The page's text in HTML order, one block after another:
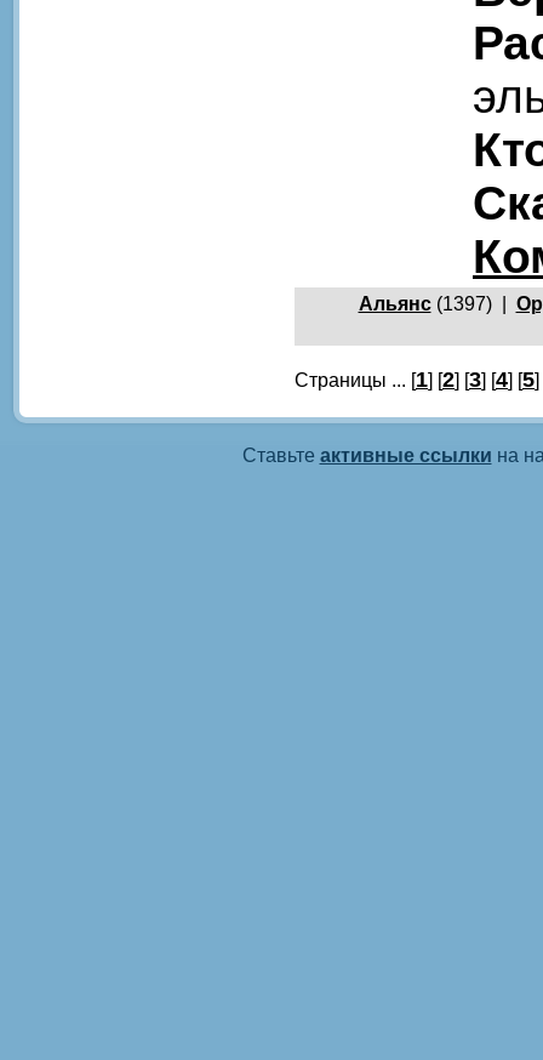
Альянс(1397) |
Страницы ... [1] [2] [3] [4] [5]
Ставьте активные ссылки на